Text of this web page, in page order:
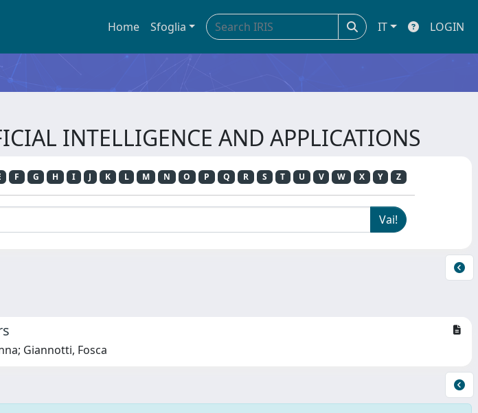
Home Sfoglia IT LOGIN
INTELLIGENCE AND APPLICATIONS
F G H I J K L M N O P Q R S T U V W X Y Z
Giannotti, Fosca